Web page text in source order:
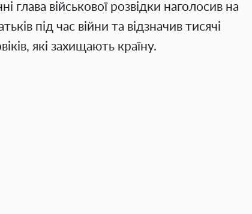
глава військової розвідки наголосив на
під час війни та відзначив тисячі
які захищають країну.